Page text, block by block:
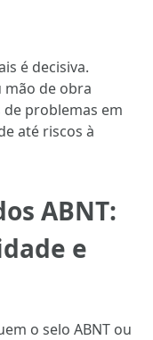
é decisiva.
mão de obra
problemas em
até riscos à
ABNT:
e
o selo ABNT ou